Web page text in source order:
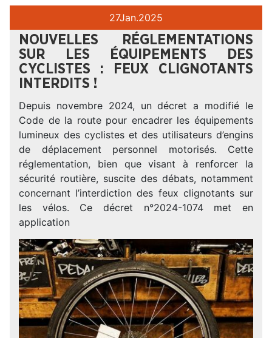
27Jan.2025
NOUVELLES RÉGLEMENTATIONS
SUR LES ÉQUIPEMENTS DES
CYCLISTES : FEUX CLIGNOTANTS
INTERDITS !
Depuis novembre 2024, un décret a modifié le
Code de la route pour encadrer les équipements
lumineux des cyclistes et des utilisateurs d’engins
de déplacement personnel motorisés. Cette
réglementation, bien que visant à renforcer la
sécurité routière, suscite des débats, notamment
concernant l’interdiction des feux clignotants sur
les vélos. Ce décret n°2024-1074 met en
application